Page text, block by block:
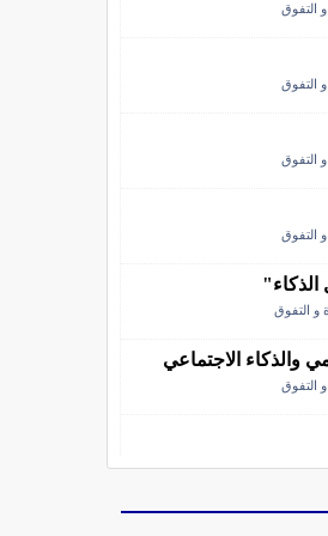
و التفوق
و التفوق
و التفوق
و التفوق
و التفوق
والذكاء الاجتماعي
و التفوق